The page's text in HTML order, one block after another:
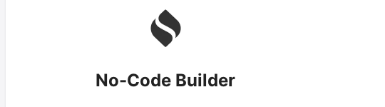
No-Code Builder